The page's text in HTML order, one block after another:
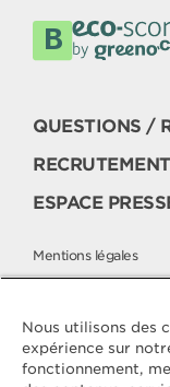
QUESTIONS /
RECRUTEMENT
ESPACE
Mentions légales
Politique de
Nous utilisons des
expérience sur
fonctionnement,